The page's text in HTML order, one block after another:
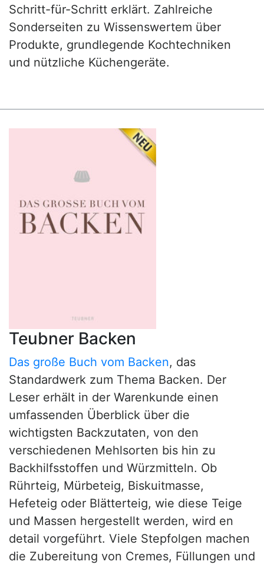
Schritt-für-Schritt erklärt. Zahlreiche
Sonderseiten zu Wissenswertem über
Produkte, grundlegende Kochtechniken
und nützliche Küchengeräte.
Teubner Backen
Das große Buch vom Backen, das
Standardwerk zum Thema Backen. Der
Leser erhält in der Warenkunde einen
umfassenden Überblick über die
wichtigsten Backzutaten, von den
verschiedenen Mehlsorten bis hin zu
Backhilfsstoffen und Würzmitteln. Ob
Rührteig, Mürbeteig, Biskuitmasse,
Hefeteig oder Blätterteig, wie diese Teige
und Massen hergestellt werden, wird en
detail vorgeführt. Viele Stepfolgen machen
die Zubereitung von Cremes, Füllungen und